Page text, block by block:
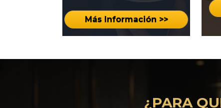
Más Información >>
¿PARA